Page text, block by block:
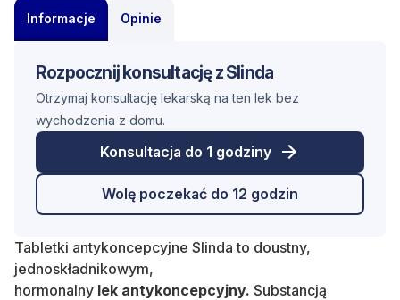
Informacje Opinie
Rozpocznij konsultację z Slinda
Otrzymaj konsultację lekarską na ten lek bez
wychodzenia z domu.
Konsultacja do 1 godziny
Wolę poczekać do 12 godzin
Tabletki antykoncepcyjne Slinda to doustny,
jednoskładnikowym,
hormonalny lek antykoncepcyjny. Substancją